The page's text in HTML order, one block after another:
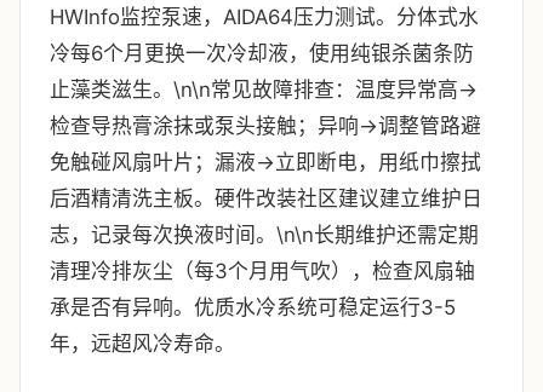
HWInfo监控泵速，AIDA64压力测试。分体式水
冷每6个月更换一次冷却液，使用纯银杀菌条防
止藻类滋生。\n\n常见故障排查：温度异常高→
检查导热膏涂抹或泵头接触；异响→调整管路避
免触碰风扇叶片；漏液→立即断电，用纸巾擦拭
后酒精清洗主板。硬件改装社区建议建立维护日
志，记录每次换液时间。\n\n长期维护还需定期
清理冷排灰尘（每3个月用气吹），检查风扇轴
承是否有异响。优质水冷系统可稳定运行3-5
年，远超风冷寿命。